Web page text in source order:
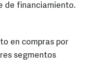
de financiamiento.
en compras por
segmentos